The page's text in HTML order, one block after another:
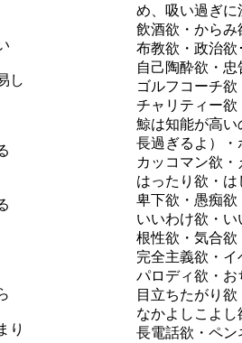
し
り
め、吸い過ぎに注
飲酒欲・からみ欲
布教欲・政治欲･イ
自己陶酔欲・忠告
ゴルフコーチ欲・
チャリティー欲・
鯨は知能が高いの
長過ぎるよ）・ボ
カッコマン欲・え
はったり欲・はし
卑下欲・愚痴欲・
いいわけ欲・いい
根性欲・気合欲・
完全主義欲・イベ
パロディ欲・おち
目立ちたがり欲・
なかよしこよし欲
長電話欲・ペンネ